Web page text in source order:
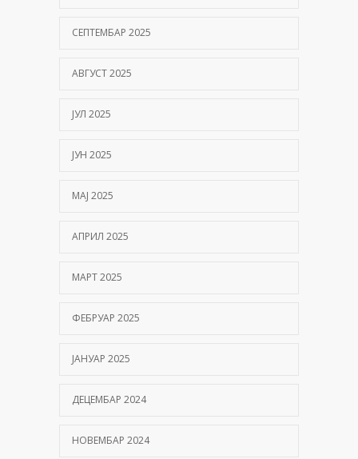
СЕПТЕМБАР 2025
АВГУСТ 2025
ЈУЛ 2025
ЈУН 2025
МАЈ 2025
АПРИЛ 2025
МАРТ 2025
ФЕБРУАР 2025
ЈАНУАР 2025
ДЕЦЕМБАР 2024
НОВЕМБАР 2024